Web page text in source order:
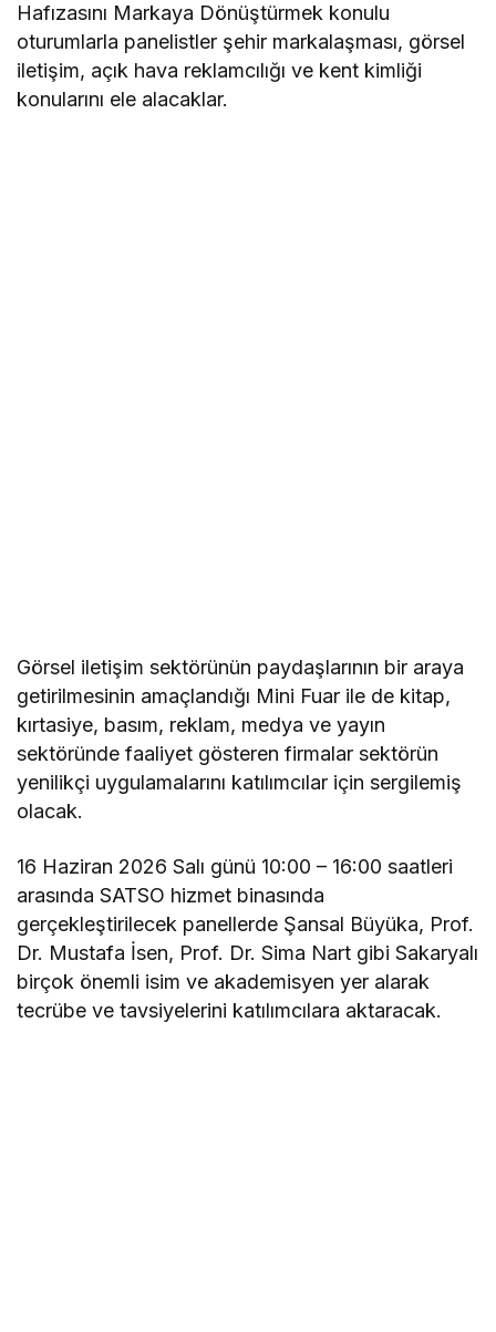
Hafızasını Markaya Dönüştürmek konulu
oturumlarla panelistler şehir markalaşması, görsel
iletişim, açık hava reklamcılığı ve kent kimliği
konularını ele alacaklar.
Görsel iletişim sektörünün paydaşlarının bir araya
getirilmesinin amaçlandığı Mini Fuar ile de kitap,
kırtasiye, basım, reklam, medya ve yayın
sektöründe faaliyet gösteren firmalar sektörün
yenilikçi uygulamalarını katılımcılar için sergilemiş
olacak.
16 Haziran 2026 Salı günü 10:00 – 16:00 saatleri
arasında SATSO hizmet binasında
gerçekleştirilecek panellerde Şansal Büyüka, Prof.
Dr. Mustafa İsen, Prof. Dr. Sima Nart gibi Sakaryalı
birçok önemli isim ve akademisyen yer alarak
tecrübe ve tavsiyelerini katılımcılara aktaracak.